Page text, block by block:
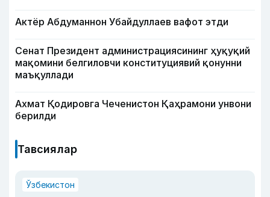
Актёр Абду­маннон Убайдуллаев вафот этди
Сенат Президент администрациясининг ҳуқуқий
мақомини белгиловчи конституциявий қонунни
маъқуллади
Ахмат Қодировга Чеченистон Қаҳрамони унвони
берилди
Тавсиялар
Ўзбекистон